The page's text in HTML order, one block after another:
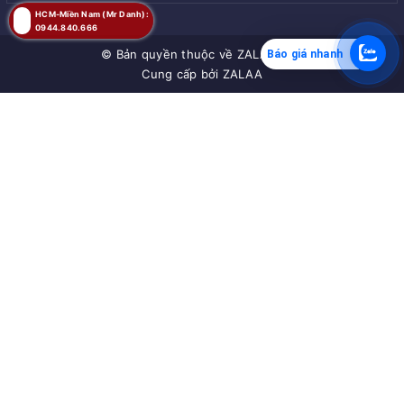
© Bản quyền thuộc về ZALAA JSC
Cung cấp bởi ZALAA
HCM-Miền Nam (Mr Danh):
0944.840.666
Báo giá nhanh